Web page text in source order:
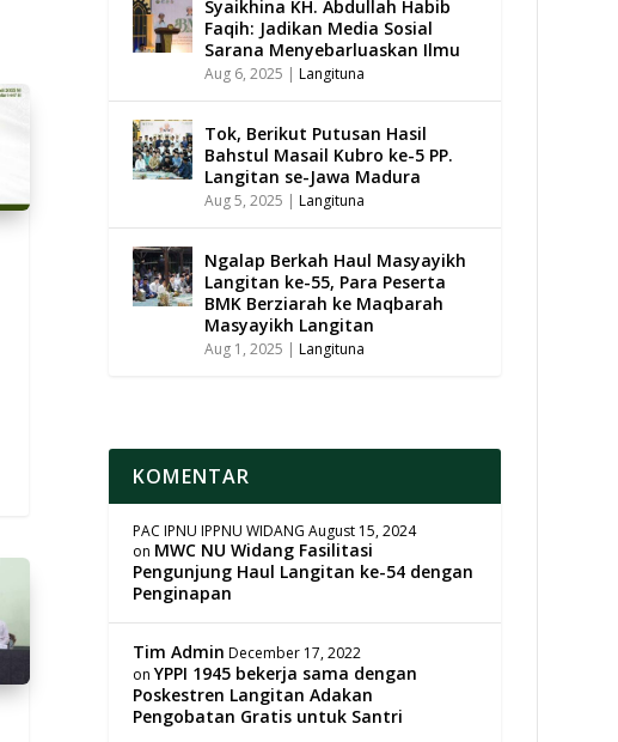
Syaikhina KH. Abdullah Habib
Faqih: Jadikan Media Sosial
Sarana Menyebarluaskan Ilmu
Aug 6, 2025 | Langituna
Tok, Berikut Putusan Hasil
Bahstul Masail Kubro ke-5 PP.
Langitan se-Jawa Madura
Aug 5, 2025 | Langituna
Ngalap Berkah Haul Masyayikh
Langitan ke-55, Para Peserta
BMK Berziarah ke Maqbarah
Masyayikh Langitan
Aug 1, 2025 | Langituna
KOMENTAR
PAC IPNU IPPNU WIDANG August 15, 2024
on MWC NU Widang Fasilitasi
Pengunjung Haul Langitan ke-54 dengan
Penginapan
Tim Admin December 17, 2022
onYPPI 1945 bekerja sama dengan
Poskestren Langitan Adakan
Pengobatan Gratis untuk Santri